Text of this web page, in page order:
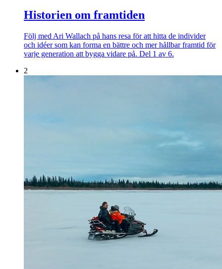
Historien om framtiden
Följ med Ari Wallach på hans resa för att hitta de individer
och idéer som kan forma en bättre och mer hållbar framtid för
varje generation att bygga vidare på. Del 1 av 6.
2